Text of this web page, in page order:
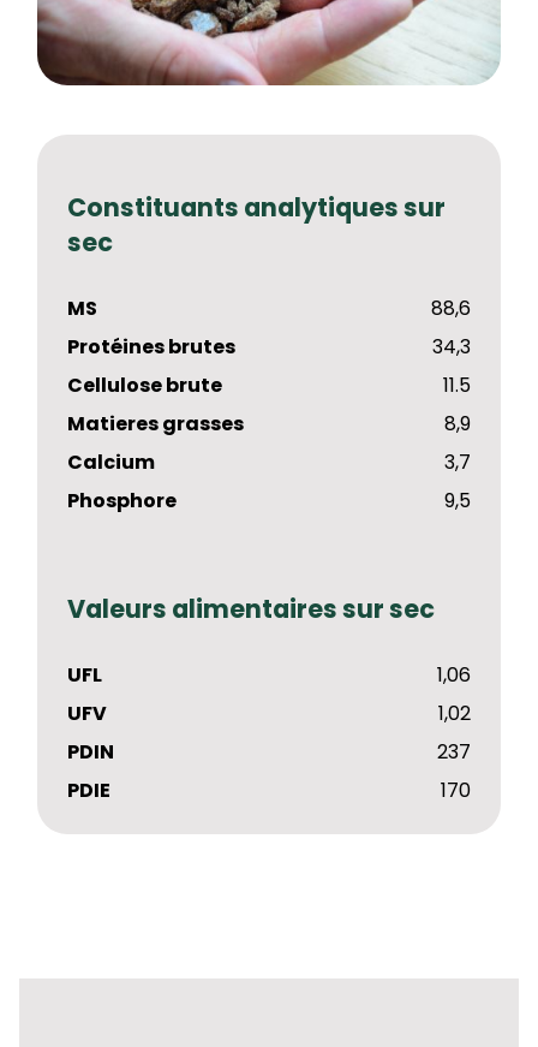
Constituants analytiques sur
sec
MS
88,6
Protéines brutes
34,3
Cellulose brute
11.5
Matieres grasses
8,9
Calcium
3,7
Phosphore
9,5
Valeurs alimentaires sur sec
UFL
1,06
UFV
1,02
PDIN
237
PDIE
170